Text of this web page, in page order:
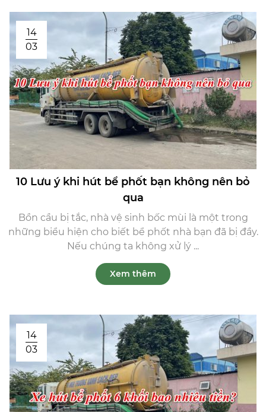
14
03
10 Lưu ý khi hút bể phốt bạn không nên bỏ
qua
Bồn cầu bị tắc, nhà vệ sinh bốc mùi là một trong
những biểu hiện cho biết bể phốt nhà bạn đã bị đầy.
Nếu chúng ta không xử lý ...
Xem thêm
14
03